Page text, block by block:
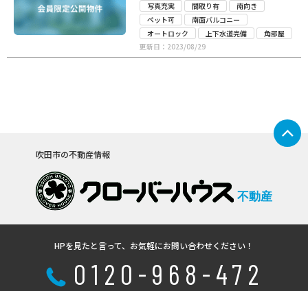
写真充実
間取り有
南向き
ペット可
南面バルコニー
オートロック
上下水道完備
角部屋
更新日：2023/08/29
吹田市の不動産情報
不動産
HPを見たと言って、お気軽にお問い合わせください！
0120-968-472